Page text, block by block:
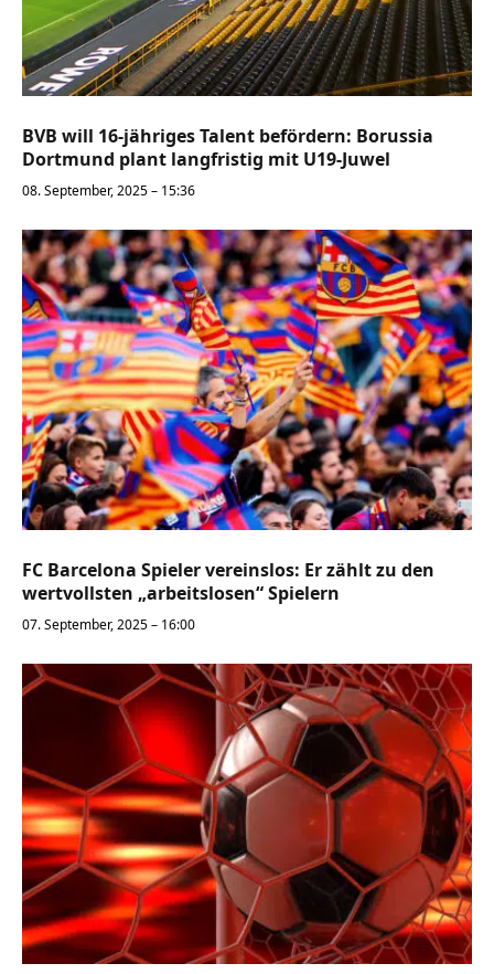
BVB will 16-jähriges Talent befördern: Borussia
Dortmund plant langfristig mit U19-Juwel
08. September, 2025 – 15:36
FC Barcelona Spieler vereinslos: Er zählt zu den
wertvollsten „arbeitslosen“ Spielern
07. September, 2025 – 16:00